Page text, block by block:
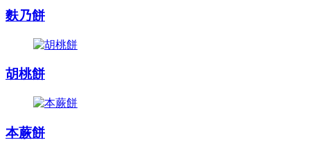
麩乃餅
胡桃餅
本蕨餅